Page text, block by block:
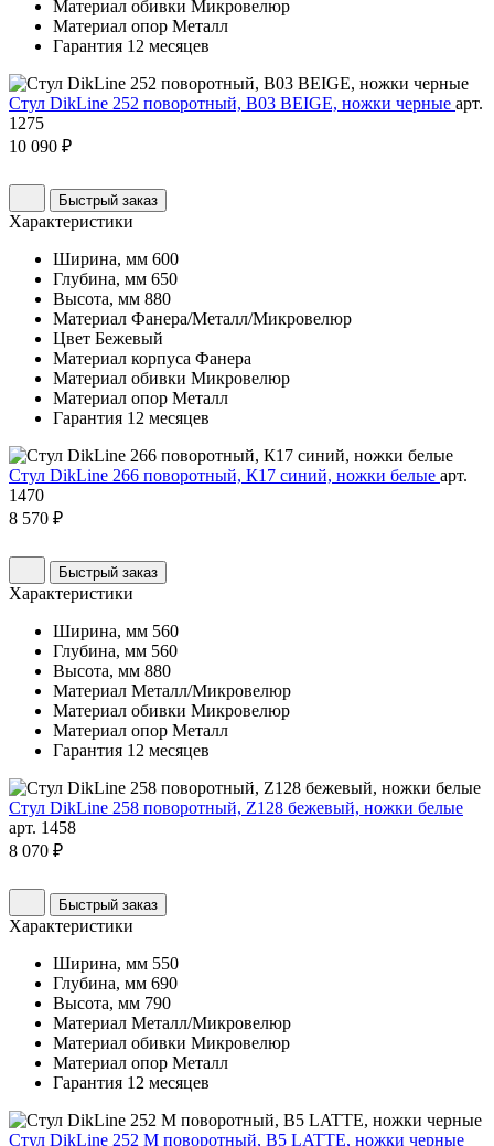
Материал обивки Микровелюр
Материал опор Металл
Гарантия 12 месяцев
Стул DikLine 252 поворотный, B03 BEIGE, ножки черные арт.
1275
10 090 ₽
Быстрый заказ
Характеристики
Ширина, мм 600
Глубина, мм 650
Высота, мм 880
Материал Фанера/Металл/Микровелюр
Цвет Бежевый
Материал корпуса Фанера
Материал обивки Микровелюр
Материал опор Металл
Гарантия 12 месяцев
Стул DikLine 266 поворотный, К17 синий, ножки белые арт.
1470
8 570 ₽
Быстрый заказ
Характеристики
Ширина, мм 560
Глубина, мм 560
Высота, мм 880
Материал Металл/Микровелюр
Материал обивки Микровелюр
Материал опор Металл
Гарантия 12 месяцев
Стул DikLine 258 поворотный, Z128 бежевый, ножки белые
арт. 1458
8 070 ₽
Быстрый заказ
Характеристики
Ширина, мм 550
Глубина, мм 690
Высота, мм 790
Материал Металл/Микровелюр
Материал обивки Микровелюр
Материал опор Металл
Гарантия 12 месяцев
Стул DikLine 252 М поворотный, B5 LATTE, ножки черные